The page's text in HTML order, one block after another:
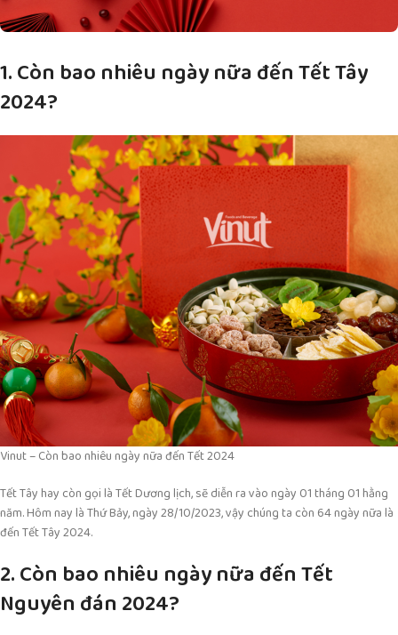
1. Còn bao nhiêu ngày nữa đến Tết Tây
2024?
Vinut – Còn bao nhiêu ngày nữa đến Tết 2024
Tết Tây hay còn gọi là Tết Dương lịch, sẽ diễn ra vào ngày 01 tháng 01 hằng
năm. Hôm nay là Thứ Bảy, ngày 28/10/2023, vậy chúng ta còn 64 ngày nữa là
đến Tết Tây 2024.
2. Còn bao nhiêu ngày nữa đến Tết
Nguyên đán 2024?